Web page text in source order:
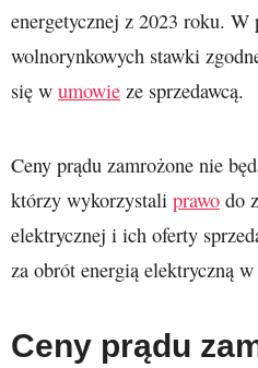
energetycznej z 2023 roku. W
wolnorynkowych stawki
się w umowie ze sprzedawcą.
Ceny prądu zamrożone nie
którzy wykorzystali prawo do
elektrycznej i ich oferty
za obrót energią elektryczną
Ceny prądu